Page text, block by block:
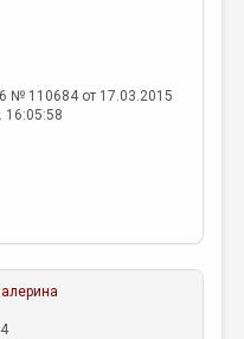
№ 110684 от 17.03.2015
16:05:58